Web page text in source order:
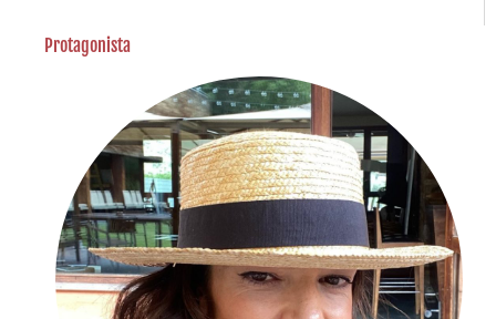
Protagonista